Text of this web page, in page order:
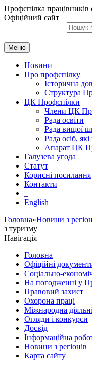
Профспілка працівників
Офіційний сайт
Меню
Новини
Про профспілку
Історична
Структура
ЦК Профспілки
Члени ЦК
Рада освіти
Рада вищої
Рада осіб,
Апарат ЦК
Галузева угода
Статут
Корисні посилання
Контакти
English
Головна»Новини з
з туризму
Навігація
Головна
Офіційні
Соціально-
На погодженні у
Правовий захист
Охорона праці
Міжнародна
Огляди і конкурси
Досвід
Інформаційна
Новини з регіонів
Карта сайту